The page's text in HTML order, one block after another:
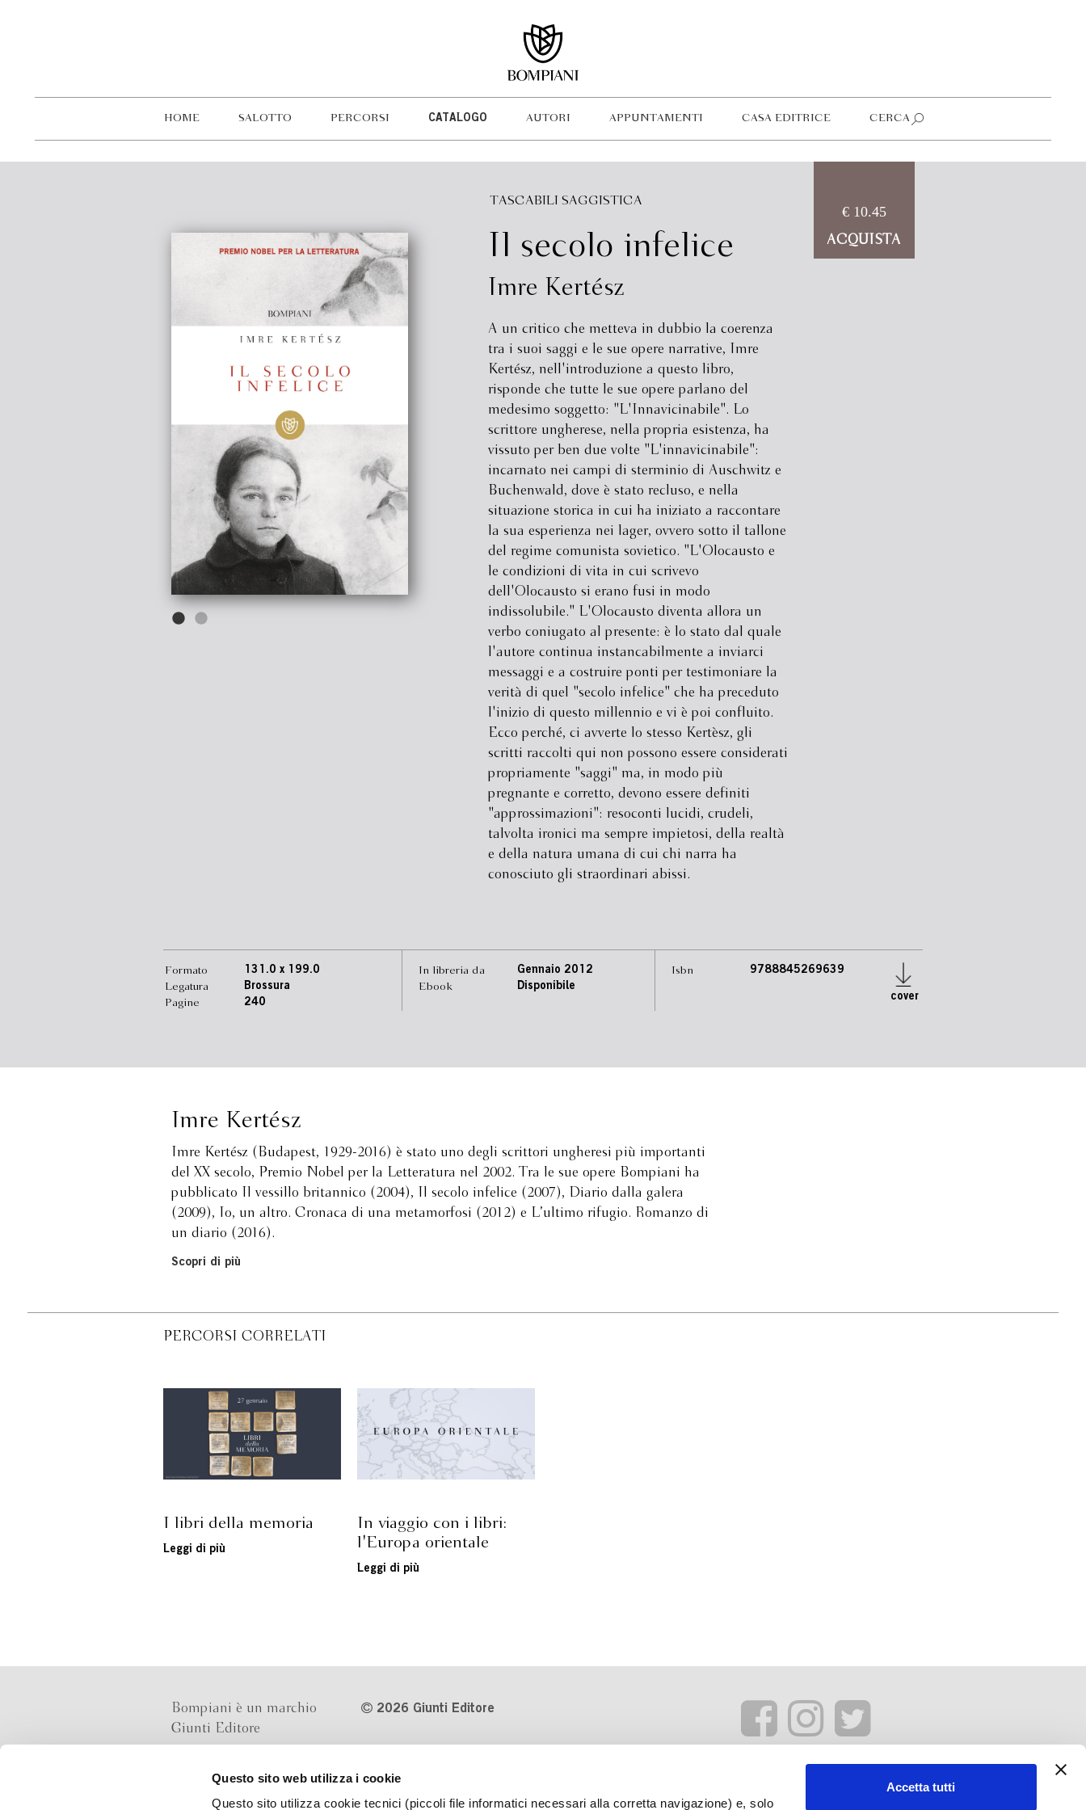
Questo sito web utilizza i cookie
Questo sito utilizza cookie tecnici (piccoli file informatici necessari alla corretta navigazione) e, solo
Accetta tutti
HOME SALOTTO PERCORSI CATALOGO AUTORI APPUNTAMENTI CASA EDITRICE CERCA
TASCABILI SAGGISTICA
Il secolo infelice
Imre Kertész
A un critico che metteva in dubbio la coerenza
tra i suoi saggi e le sue opere narrative, Imre
Kertész, nell'introduzione a questo libro,
risponde che tutte le sue opere parlano del
medesimo soggetto: "L'Innavicinabile". Lo
scrittore ungherese, nella propria esistenza, ha
vissuto per ben due volte "L'innavicinabile":
incarnato nei campi di sterminio di Auschwitz e
Buchenwald, dove è stato recluso, e nella
situazione storica in cui ha iniziato a raccontare
la sua esperienza nei lager, ovvero sotto il tallone
del regime comunista sovietico. "L'Olocausto e
le condizioni di vita in cui scrivevo
dell'Olocausto si erano fusi in modo
indissolubile." L'Olocausto diventa allora un
verbo coniugato al presente: è lo stato dal quale
l'autore continua instancabilmente a inviarci
messaggi e a costruire ponti per testimoniare la
verità di quel "secolo infelice" che ha preceduto
l'inizio di questo millennio e vi è poi confluito.
Ecco perché, ci avverte lo stesso Kertèsz, gli
scritti raccolti qui non possono essere considerati
propriamente "saggi" ma, in modo più
pregnante e corretto, devono essere definiti
"approssimazioni": resoconti lucidi, crudeli,
talvolta ironici ma sempre impietosi, della realtà
e della natura umana di cui chi narra ha
conosciuto gli straordinari abissi.
€ 10.45
ACQUISTA
Formato
Legatura
Pagine
131.0 x 199.0
Brossura
240
In libreria da
Ebook
Gennaio 2012
Disponibile
Isbn 9788845269639
cover
Imre Kertész
Imre Kertész (Budapest, 1929-2016) è stato uno degli scrittori ungheresi più importanti
del XX secolo, Premio Nobel per la Letteratura nel 2002. Tra le sue opere Bompiani ha
pubblicato Il vessillo britannico (2004), Il secolo infelice (2007), Diario dalla galera
(2009), Io, un altro. Cronaca di una metamorfosi (2012) e L’ultimo rifugio. Romanzo di
un diario (2016).
Scopri di più
PERCORSI CORRELATI
I libri della memoria
Leggi di più
In viaggio con i libri:
l'Europa orientale
Leggi di più
Bompiani è un marchio
Giunti Editore
2026 Giunti Editore